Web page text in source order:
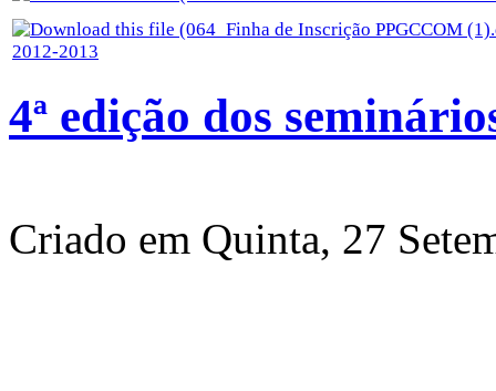
2012-2013
4ª edição dos
Criado em Quinta, 27